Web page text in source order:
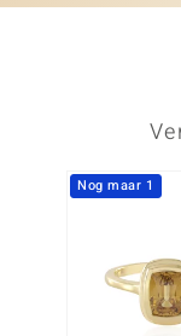
Nog maar 1